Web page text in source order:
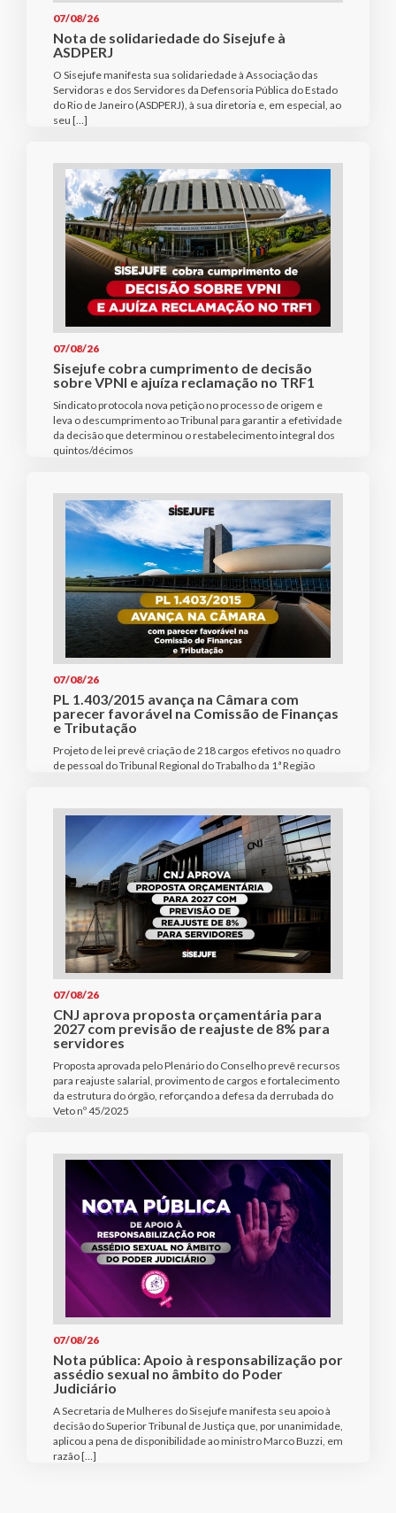
07/08/26
Nota de solidariedade do Sisejufe à
ASDPERJ
O Sisejufe manifesta sua solidariedade à Associação das
Servidoras e dos Servidores da Defensoria Pública do Estado
do Rio de Janeiro (ASDPERJ), à sua diretoria e, em especial, ao
seu […]
07/08/26
Sisejufe cobra cumprimento de decisão
sobre VPNI e ajuíza reclamação no TRF1
Sindicato protocola nova petição no processo de origem e
leva o descumprimento ao Tribunal para garantir a efetividade
da decisão que determinou o restabelecimento integral dos
quintos/décimos
07/08/26
PL 1.403/2015 avança na Câmara com
parecer favorável na Comissão de Finanças
e Tributação
Projeto de lei prevê criação de 218 cargos efetivos no quadro
de pessoal do Tribunal Regional do Trabalho da 1ª Região
07/08/26
CNJ aprova proposta orçamentária para
2027 com previsão de reajuste de 8% para
servidores
Proposta aprovada pelo Plenário do Conselho prevê recursos
para reajuste salarial, provimento de cargos e fortalecimento
da estrutura do órgão, reforçando a defesa da derrubada do
Veto nº 45/2025
07/08/26
Nota pública: Apoio à responsabilização por
assédio sexual no âmbito do Poder
Judiciário
A Secretaria de Mulheres do Sisejufe manifesta seu apoio à
decisão do Superior Tribunal de Justiça que, por unanimidade,
aplicou a pena de disponibilidade ao ministro Marco Buzzi, em
razão […]